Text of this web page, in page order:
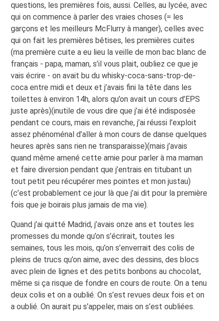
questions, les premières fois, aussi. Celles, au lycée, avec
qui on commence à parler des vraies choses (= les
garçons et les meilleurs McFlurry à manger), celles avec
qui on fait les premières bêtises, les premières cuites
(ma première cuite a eu lieu la veille de mon bac blanc de
français - papa, maman, s’il vous plait, oubliez ce que je
vais écrire - on avait bu du whisky-coca-sans-trop-de-
coca entre midi et deux et j’avais fini la tête dans les
toilettes à environ 14h, alors qu’on avait un cours d’EPS
juste après)(inutile de vous dire que j’ai été indisposée
pendant ce cours, mais en revanche, j’ai réussi l’exploit
assez phénoménal d’aller à mon cours de danse quelques
heures après sans rien ne transparaisse)(mais j’avais
quand même amené cette amie pour parler à ma maman
et faire diversion pendant que j’entrais en titubant un
tout petit peu récupérer mes pointes et mon justau)
(c’est probablement ce jour là que j’ai dit pour la première
fois que je boirais plus jamais de ma vie).
Quand j’ai quitté Madrid, j’avais onze ans et toutes les
promesses du monde qu’on s’écrirait, toutes les
semaines, tous les mois, qu’on s’enverrait des colis de
pleins de trucs qu’on aime, avec des dessins, des blocs
avec plein de lignes et des petits bonbons au chocolat,
même si ça risque de fondre en cours de route. On a tenu
deux colis et on a oublié. On s’est revues deux fois et on
a oublié. On aurait pu s’appeler, mais on s’est oubliées.